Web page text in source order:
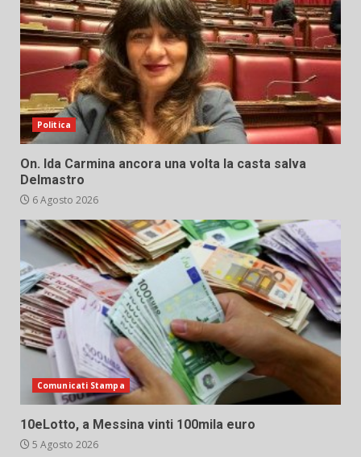
Politica
On. Ida Carmina ancora una volta la casta salva
Delmastro
6 Agosto 2026
Comunicati Stampa
10eLotto, a Messina vinti 100mila euro
5 Agosto 2026